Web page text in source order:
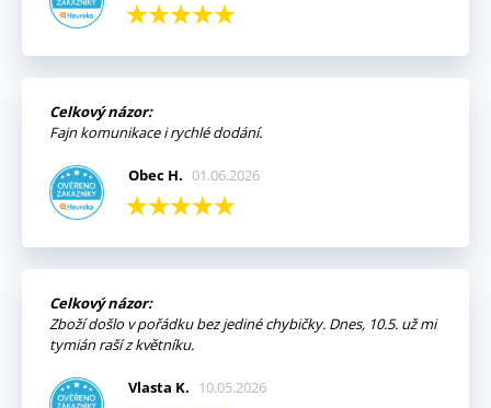
Celkový názor:
Fajn komunikace i rychlé dodání.
Obec H. 01.06.2026
Celkový názor:
Zboží došlo v pořádku bez jediné chybičky. Dnes, 10.5. už mi
tymián raší z květníku.
Vlasta K. 10.05.2026